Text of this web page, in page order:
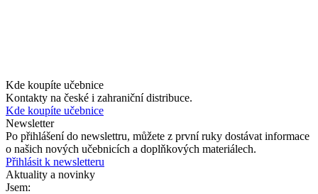
Kde koupíte učebnice
Kontakty na české i zahraniční distribuce.
Kde koupíte učebnice
Newsletter
Po přihlášení do newslettru, můžete z první ruky dostávat informace
o našich nových učebnicích a doplňkových materiálech.
Přihlásit k newsletteru
Aktuality a novinky
Jsem: